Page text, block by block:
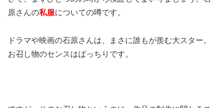
原さんの私服についての噂です。
ドラマや映画の石原さんは、まさに誰もが羨む大スター。
お召し物のセンスはばっちりです。